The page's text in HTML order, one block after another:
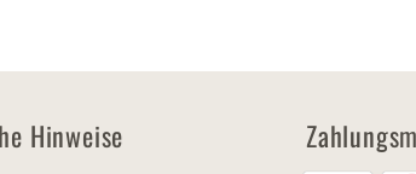
Hinweise